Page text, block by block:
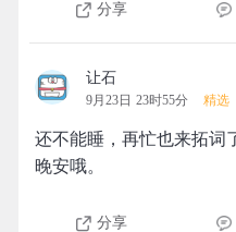
分享
让石
9月23日 23时55分 精选
还不能睡，再忙也来拓词
晚安哦。
分享